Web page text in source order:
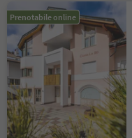
Prenotabile online